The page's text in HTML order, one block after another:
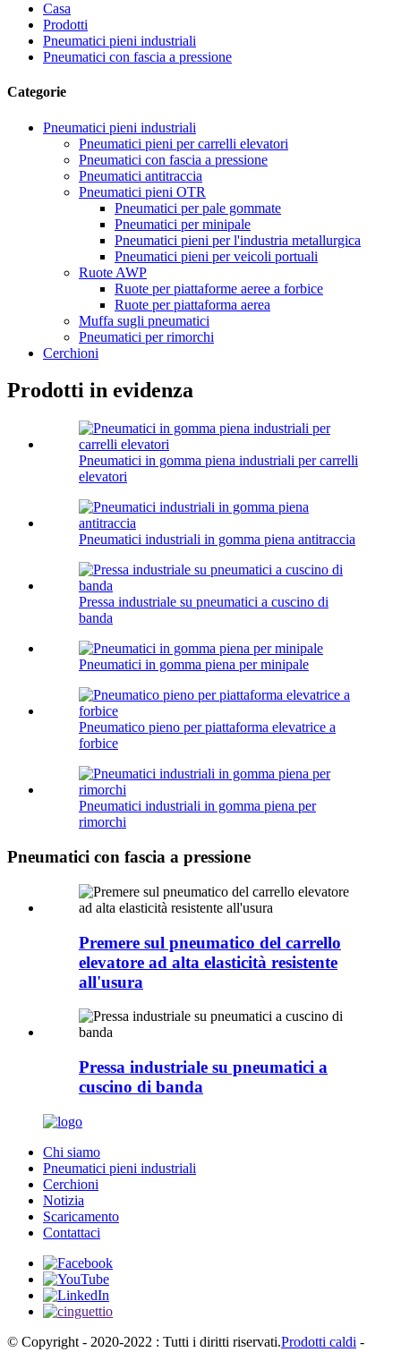
Casa
Prodotti
Pneumatici pieni industriali
Pneumatici con fascia a pressione
Categorie
Pneumatici pieni industriali
Pneumatici pieni per carrelli elevatori
Pneumatici con fascia a pressione
Pneumatici antitraccia
Pneumatici pieni OTR
Pneumatici per pale gommate
Pneumatici per minipale
Pneumatici pieni per l'industria metallurgica
Pneumatici pieni per veicoli portuali
Ruote AWP
Ruote per piattaforme aeree a forbice
Ruote per piattaforma aerea
Muffa sugli pneumatici
Pneumatici per rimorchi
Cerchioni
Prodotti in evidenza
Pneumatici in gomma piena industriali per carrelli
elevatori
Pneumatici industriali in gomma piena antitraccia
Pressa industriale su pneumatici a cuscino di
banda
Pneumatici in gomma piena per minipale
Pneumatico pieno per piattaforma elevatrice a
forbice
Pneumatici industriali in gomma piena per
rimorchi
Pneumatici con fascia a pressione
Premere sul pneumatico del carrello
elevatore ad alta elasticità resistente
all'usura
Pressa industriale su pneumatici a
cuscino di banda
Chi siamo
Pneumatici pieni industriali
Cerchioni
Notizia
Scaricamento
Contattaci
© Copyright - 2020-2022 : Tutti i diritti riservati.Prodotti caldi -